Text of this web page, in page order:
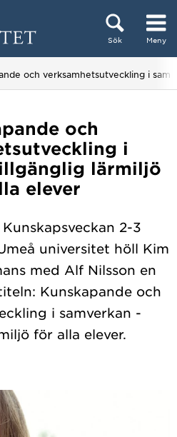
Sök Meny
och verksamhetsutveckling i
och
i
lärmiljö
elever
2-3
universitet höll Kim
med Alf Nilsson en
Kunskapande och
i samverkan -
för alla elever.